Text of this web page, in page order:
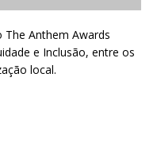
The Anthem Awards
e Inclusão, entre os
local.